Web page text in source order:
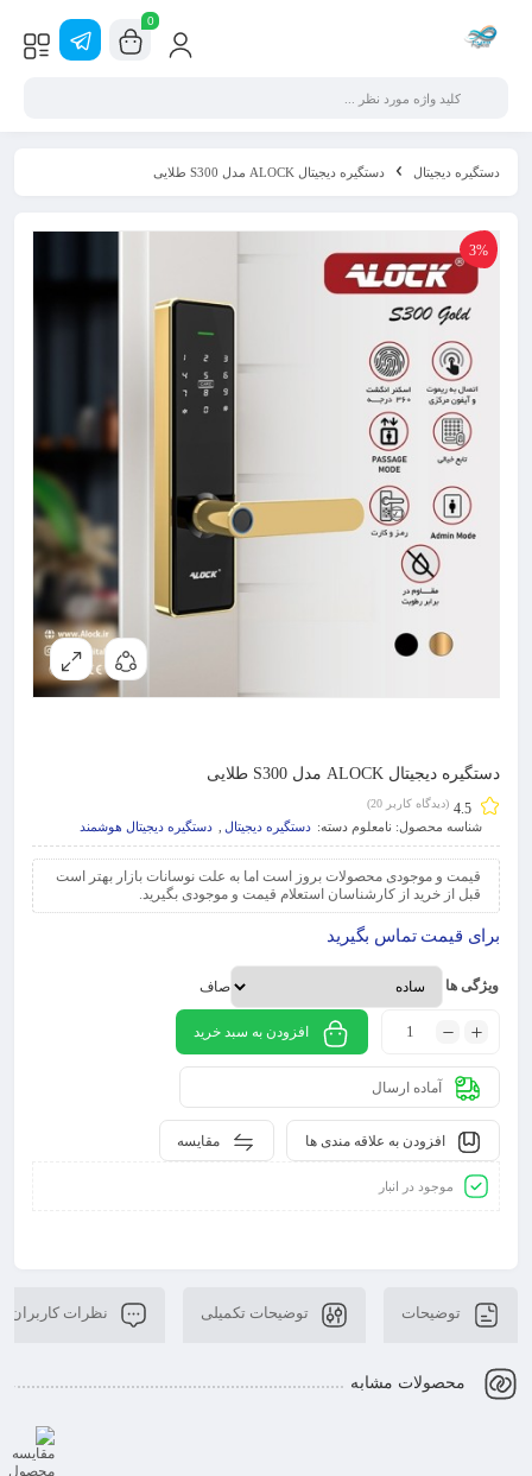
0
دستگیره دیجیتال دستگیره دیجیتال ALOCK مدل S300 طلایی
3%
دستگیره دیجیتال ALOCK مدل S300 طلایی
4.5 (دیدگاه کاربر 20
)
شناسه محصول: نامعلوم دسته: دستگیره دیجیتال دستگیره دیجیتال هوشمند
قیمت و موجودی محصولات بروز است اما به علت نوسانات بازار بهتر است
قبل از خرید از کارشناسان استعلام قیمت و موجودی بگیرید.
برای قیمت تماس بگیرید
ویژگی ها صاف
افزودن به سبد خرید
آماده ارسال
مقایسه افزودن به علاقه مندی ها
موجود در انبار
توضیحات توضیحات تکمیلی نظرات کاربران
محصولات مشابه